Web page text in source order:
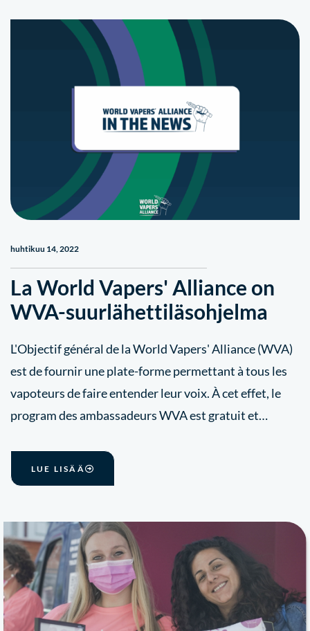
huhtikuu 14, 2022
La World Vapers' Alliance on
WVA-suurlähettiläsohjelma
L'Objectif général de la World Vapers' Alliance (WVA)
est de fournir une plate-forme permettant à tous les
vapoteurs de faire entender leur voix. À cet effet, le
program des ambassadeurs WVA est gratuit et…
LUE LISÄÄ